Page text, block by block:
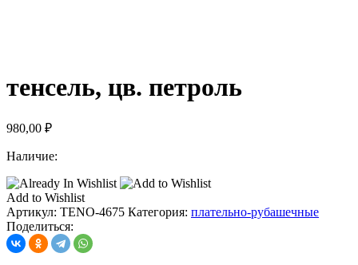
тенсель, цв. петроль
980,00 ₽
Наличие:
Add to Wishlist
Артикул: TENO-4675 Категория: плательно-рубашечные
Поделиться: